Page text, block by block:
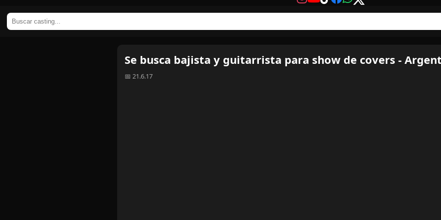
Se busca bajista y guitarrista para show de covers -
📅 21.6.17